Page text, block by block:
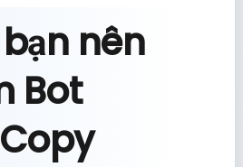
nên
Bot